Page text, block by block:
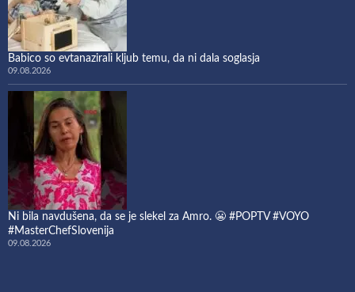
Babico so evtanazirali kljub temu, da ni dala soglasja
09.08.2026
Ni bila navdušena, da se je slekel za Amro. 😬 #POPTV #VOYO
#MasterChefSlovenija
09.08.2026